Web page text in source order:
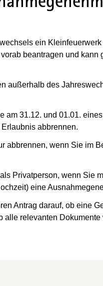
ein
beantragen und kann
außerhalb des
am 31.12. und 01.01.
abbrennen.
abbrennen, wenn Sie im
Privatperson, wenn Sie
eine
Antrag darauf, ob eine
alle relevanten Dokumente